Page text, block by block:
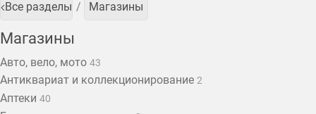
Все разделы Магазины
Магазины
Авто, вело, мото 43
Антиквариат и коллекционирование 2
Аптеки 40